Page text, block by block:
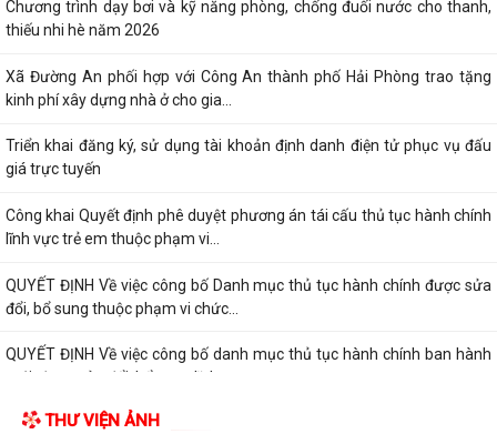
kinh phí xây dựng nhà ở cho gia...
giá trực tuyến
lĩnh vực trẻ em thuộc phạm vi...
đổi, bổ sung thuộc phạm vi chức...
mới, được sửa đổi, bổ sung lĩnh vực...
đáp ứng đầy đủ Bộ tiêu chí trên Hệ...
THƯ VIỆN ẢNH